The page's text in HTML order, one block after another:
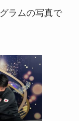
ラムの写真で